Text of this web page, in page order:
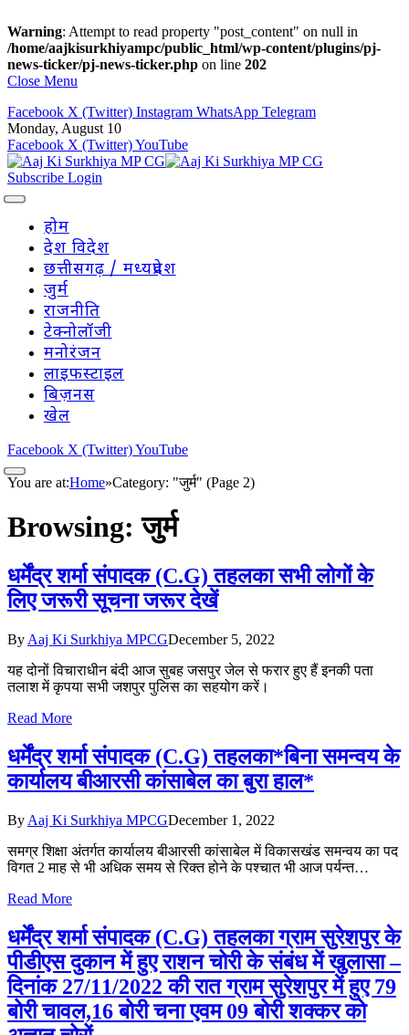
Warning: Attempt to read property "post_content" on null in
/home/aajkisurkhiyampc/public_html/wp-content/plugins/pj-
news-ticker/pj-news-ticker.php on line 202
Close Menu
Facebook X (Twitter) Instagram WhatsApp Telegram
Monday, August 10
Facebook X (Twitter)YouTube
Subscribe Login
होम
देश विदेश
छत्तीसगढ़ / मध्यप्रदेश
जुर्म
राजनीति
टेक्नोलॉजी
मनोरंजन
लाइफस्टाइल
बिज़नस
खेल
Facebook X (Twitter)YouTube
You are at:Home»Category: "जुर्म" (Page 2)
Browsing:जुर्म
धर्मेंद्र शर्मा संपादक (C.G) तहलका सभी लोगों के
लिए जरूरी सूचना जरूर देखें
By Aaj Ki Surkhiya MPCGDecember 5, 2022
यह दोनों विचाराधीन बंदी आज सुबह जसपुर जेल से फरार हुए हैं इनकी पता
तलाश में कृपया सभी जशपुर पुलिस का सहयोग करें।
Read More
धर्मेंद्र शर्मा संपादक (C.G) तहलका*बिना समन्वय के
कार्यालय बीआरसी कांसाबेल का बुरा हाल*
By Aaj Ki Surkhiya MPCGDecember 1, 2022
समग्र शिक्षा अंतर्गत कार्यालय बीआरसी कांसाबेल में विकासखंड समन्वय का पद
विगत 2 माह से भी अधिक समय से रिक्त होने के पश्चात भी आज पर्यन्त…
Read More
धर्मेंद्र शर्मा संपादक (C.G) तहलका ग्राम सुरेशपुर के
पीडीएस दुकान में हुए राशन चोरी के संबंध में खुलासा –
दिनांक 27/11/2022 की रात ग्राम सुरेशपुर में हुए 79
बोरी चावल,16 बोरी चना एवम 09 बोरी शक्कर को